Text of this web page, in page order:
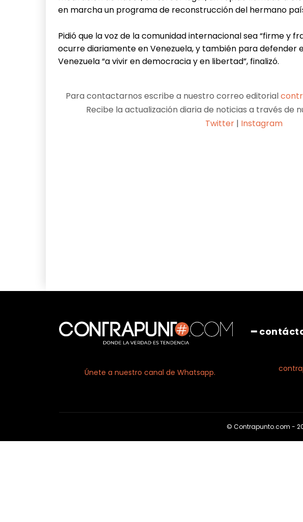
en marcha un programa de reconstrucción del hermano
Pidió que la voz de la comunidad internacional sea “firme y
ocurre diariamente en Venezuela, y también para defender
Venezuela “a vivir en democracia y en libertad”, finalizó.
Para contactarnos escribe a nuestro correo editorial
Recibe la actualización diaria de noticias a través de
Twitter | Instagram
Únete a nuestro canal de Whatsapp.
━
© Contrapunto.com -